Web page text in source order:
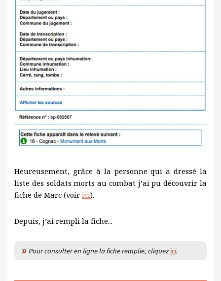
Heureusement, grâce à la personne qui a dressé la
liste des soldats morts au combat j’ai pu découvrir la
fiche de Marc (voirici).
Depuis, j’ai rempli la fiche...
Pour consulter en ligne la fiche remplie, cliquezici.